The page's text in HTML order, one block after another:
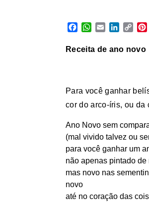
Facebook
WhatsApp
EmailLinkedIn
Copy
Receita de ano novo
Para você ganhar
cor do arco-íris, ou da
Ano Novo sem
(mal vivido talvez ou
para você ganhar um
não apenas pintado
mas novo nas
novo
até no coração das